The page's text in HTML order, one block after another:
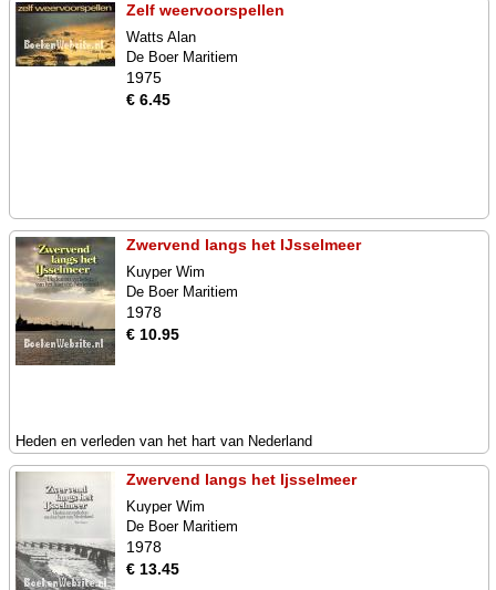
Zelf weervoorspellen
Watts Alan
De Boer Maritiem
1975
€ 6.45
Zwervend langs het IJsselmeer
Kuyper Wim
De Boer Maritiem
1978
€ 10.95
Heden en verleden van het hart van Nederland
Zwervend langs het Ijsselmeer
Kuyper Wim
De Boer Maritiem
1978
€ 13.45